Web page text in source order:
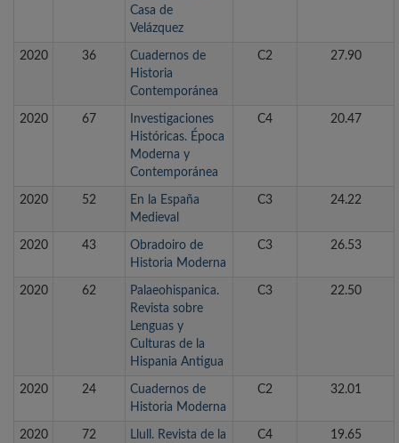
Casa de
Velázquez
2020 36
Cuadernos de
Historia
Contemporánea
C2 27.90
2020 67
Investigaciones
Históricas. Época
Moderna y
Contemporánea
C4 20.47
2020 52
En la España
Medieval
C3 24.22
2020 43
Obradoiro de
Historia Moderna
C3 26.53
2020 62
Palaeohispanica.
Revista sobre
Lenguas y
Culturas de la
Hispania Antigua
C3 22.50
2020 24
Cuadernos de
Historia Moderna
C2 32.01
2020 72
Llull. Revista de la
C4 19.65